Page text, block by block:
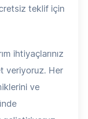
teklif için
ihtiyaçlarınız
veriyoruz. Her
ve